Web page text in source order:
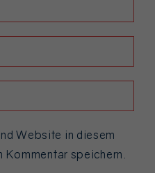
Website in diesem
Kommentar speichern.